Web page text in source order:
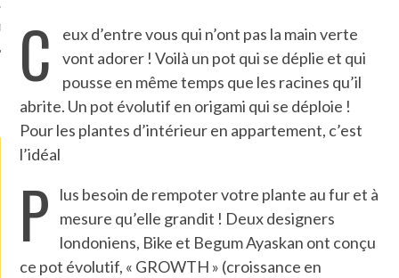
LA PHOTO
C
eux d’entre vous qui n’ont pas la main verte
vont adorer ! Voilà un pot qui se déplie et qui
pousse en même temps que les racines qu’il
abrite. Un pot évolutif en origami qui se déploie !
Pour les plantes d’intérieur en appartement, c’est
l’idéal
P
lus besoin de rempoter votre plante au fur et à
mesure qu’elle grandit ! Deux designers
londoniens, Bike et Begum Ayaskan ont conçu
ce pot évolutif, « GROWTH » (croissance en